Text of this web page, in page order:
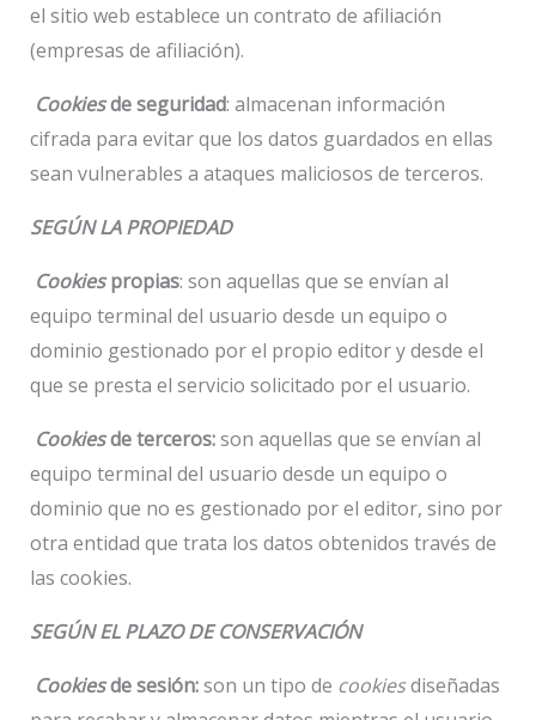
el sitio web establece un contrato de afiliación
(empresas de afiliación).
Cookiesde seguridad: almacenan información
cifrada para evitar que los datos guardados en ellas
sean vulnerables a ataques maliciosos de terceros.
SEGÚN LA PROPIEDAD
Cookiespropias: son aquellas que se envían al
equipo terminal del usuario desde un equipo o
dominio gestionado por el propio editor y desde el
que se presta el servicio solicitado por el usuario.
Cookiesde terceros:son aquellas que se envían al
equipo terminal del usuario desde un equipo o
dominio que no es gestionado por el editor, sino por
otra entidad que trata los datos obtenidos través de
las cookies.
SEGÚN EL PLAZO DE CONSERVACIÓN
Cookiesde sesión:son un tipo de cookiesdiseñadas